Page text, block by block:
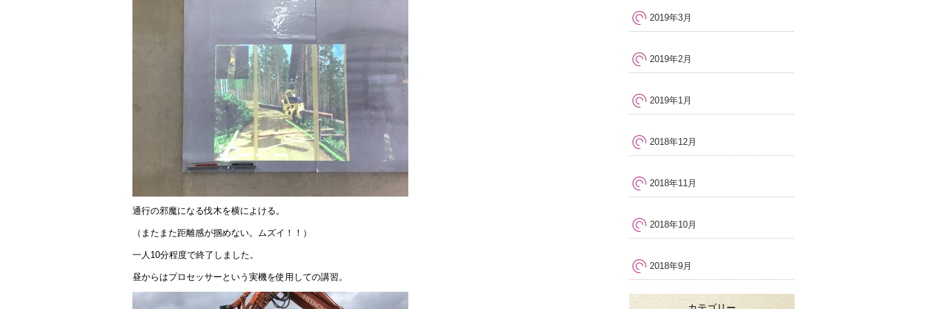
通行の邪魔になる伐木を横によける。
（またまた距離感が掴めない。ムズイ！！）
一人10分程度で終了しました。
昼からはプロセッサーという実機を使用しての講習。
2019年3月
2019年2月
2019年1月
2018年12月
2018年11月
2018年10月
2018年9月